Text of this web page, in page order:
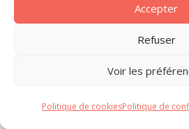
Accepter
Refuser
Voir les
Politique de cookiesPolitique de